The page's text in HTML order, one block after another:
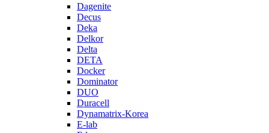
Dagenite
Decus
Deka
Delkor
Delta
DETA
Docker
Dominator
DUO
Duracell
Dynamatrix-Korea
E-lab